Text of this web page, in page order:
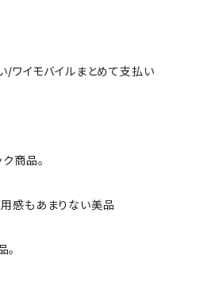
/ワイモバイルまとめて支払い
商品。
感もあまりない美品